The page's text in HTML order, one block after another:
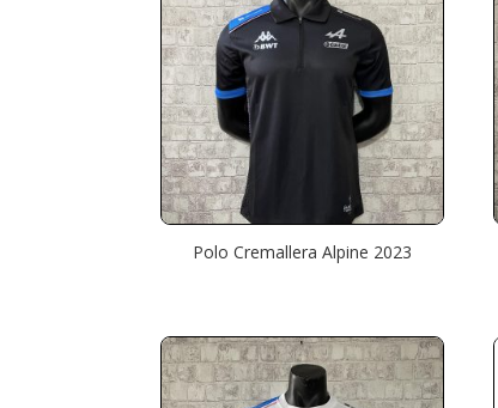
a
bajo
Polo Cremallera Alpine 2023